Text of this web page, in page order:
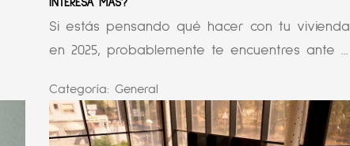
INTERESA MÁS?
Si estás pensando qué hacer con tu vivienda
en 2025, probablemente te encuentres ante ...
Categoría:General